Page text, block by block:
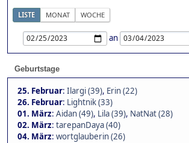
LISTE MONAT WOCHE
an
Geburtstage
25. Februar: Ilargi (39), Erin (22)
26. Februar: Lightnik (33)
01. März: Aidan (49), Lila (39), NatNat (28)
02. März: tarepanDaya (40)
04. März: wortglauberin (26)